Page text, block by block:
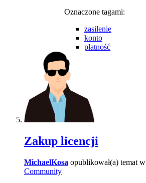
Oznaczone tagami:
zasilenie
konto
płatność
Zakup licencji
MichaelKosa opublikował(a) temat w
Community